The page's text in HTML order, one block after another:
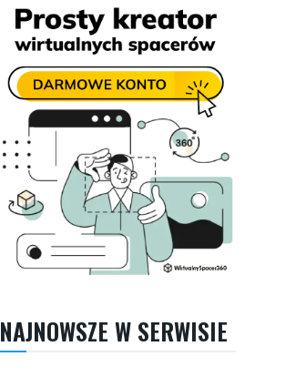
NAJNOWSZE W SERWISIE